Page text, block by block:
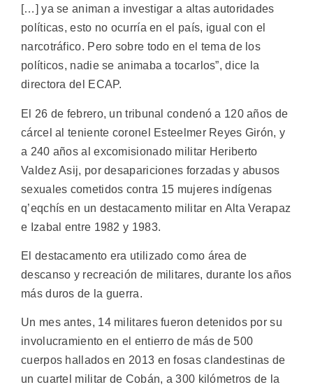
[…] ya se animan a investigar a altas autoridades
políticas, esto no ocurría en el país, igual con el
narcotráfico. Pero sobre todo en el tema de los
políticos, nadie se animaba a tocarlos”, dice la
directora del ECAP.
El 26 de febrero, un tribunal condenó a 120 años de
cárcel al teniente coronel Esteelmer Reyes Girón, y
a 240 años al excomisionado militar Heriberto
Valdez Asij, por desapariciones forzadas y abusos
sexuales cometidos contra 15 mujeres indígenas
q’eqchís en un destacamento militar en Alta Verapaz
e Izabal entre 1982 y 1983.
El destacamento era utilizado como área de
descanso y recreación de militares, durante los años
más duros de la guerra.
Un mes antes, 14 militares fueron detenidos por su
involucramiento en el entierro de más de 500
cuerpos hallados en 2013 en fosas clandestinas de
un cuartel militar de Cobán, a 300 kilómetros de la